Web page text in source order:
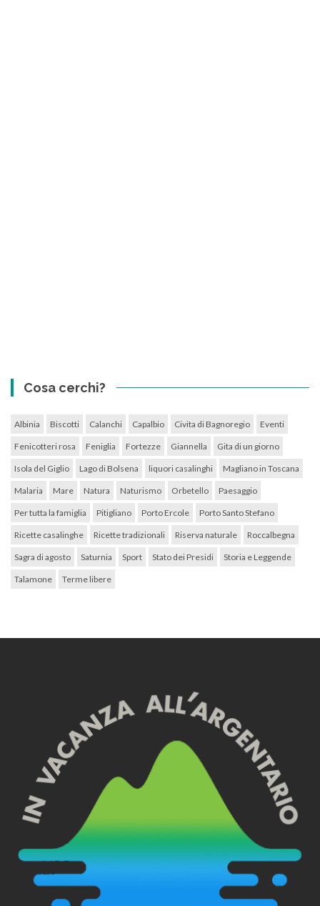
Cosa cerchi?
Albinia Biscotti Calanchi Capalbio Civita di Bagnoregio Eventi
Fenicotteri rosa Feniglia Fortezze Giannella Gita di un giorno
Isola del Giglio Lago di Bolsena liquori casalinghi Magliano in Toscana
Malaria Mare Natura Naturismo Orbetello Paesaggio
Per tutta la famiglia Pitigliano Porto Ercole Porto Santo Stefano
Ricette casalinghe Ricette tradizionali Riserva naturale Roccalbegna
Sagra di agosto Saturnia Sport Stato dei Presidi Storia e Leggende
Talamone Terme libere